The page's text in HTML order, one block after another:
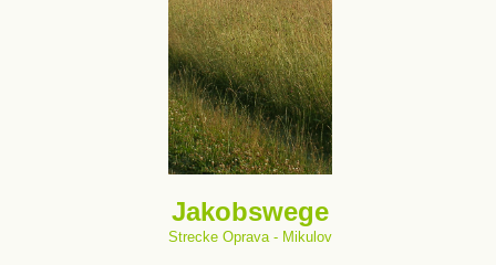
Jakobswege
Strecke Oprava - Mikulov